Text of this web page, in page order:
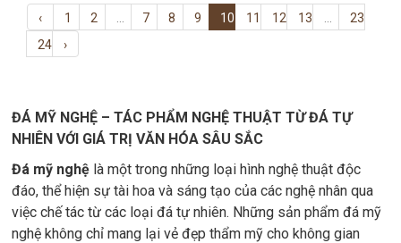
‹ 1 2 7 8 9 10 11 12 13
23
24
›
ĐÁ MỸ NGHỆ – TÁC PHẨM NGHỆ THUẬT TỪ ĐÁ TỰ
NHIÊN VỚI GIÁ TRỊ VĂN HÓA SÂU SẮC
Đá mỹ nghệ là một trong những loại hình nghệ thuật độc
đáo, thể hiện sự tài hoa và sáng tạo của các nghệ nhân qua
việc chế tác từ các loại đá tự nhiên. Những sản phẩm đá mỹ
nghệ không chỉ mang lại vẻ đẹp thẩm mỹ cho không gian